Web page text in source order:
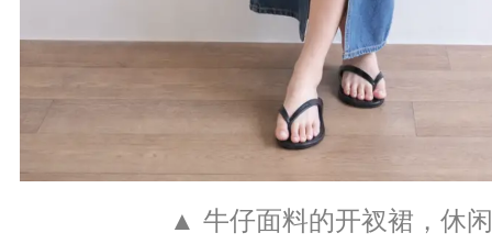
▲ 牛仔面料的开衩裙，休